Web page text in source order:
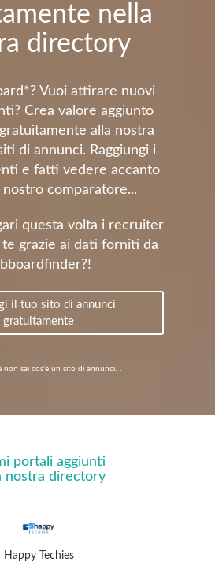
nella
directory
Vuoi attirare nuovi
Crea valore aggiunto
alla nostra
di annunci. Raggiungi i
e fatti vedere accanto
comparatore...
questa volta i recruiter
grazie ai dati forniti da
il tuo sito di annunci
gratuitamente
non sai cos'è un sito di annunci. .
portali aggiunti
nostra directory
Happy Techies